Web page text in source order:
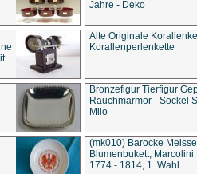
Jahre - Deko
Alte Originale
Korallenperlenkette
Bronzefigur Tierfigur
Rauchmarmor - Sockel
Milo
(mk010) Barocke
Blumenbukett, Marcolini
1774 - 1814, 1. Wahl